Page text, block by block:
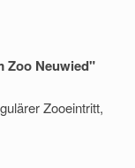
Zoo Neuwied"
Zooeintritt,